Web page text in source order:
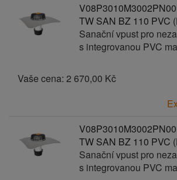
TW SAN BZ 110 PVC
Sanační vpust pro
s integrovanou PVC
Vaše cena: 2 670,00 Kč
TW SAN BZ 110 PVC
Sanační vpust pro
s integrovanou PVC